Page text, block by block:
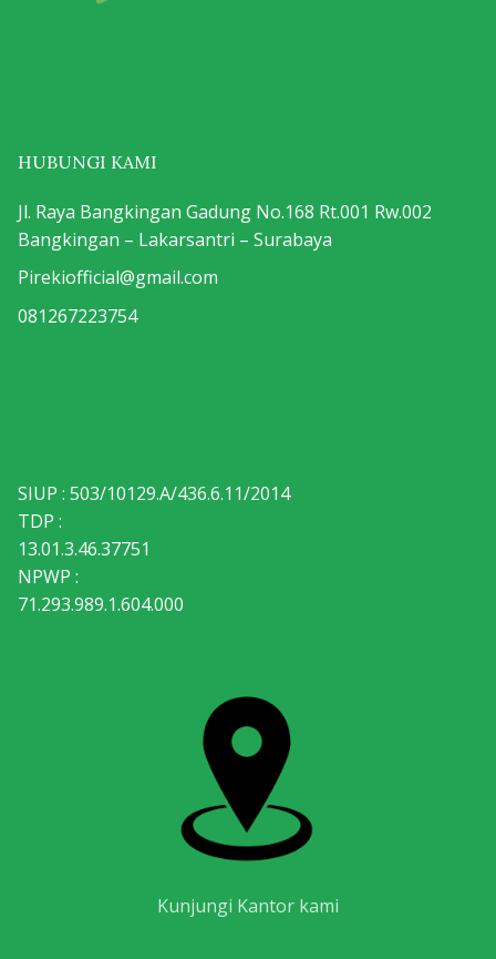
HUBUNGI KAMI
Jl. Raya Bangkingan Gadung No.168 Rt.001 Rw.002
Bangkingan – Lakarsantri – Surabaya
Pirekiofficial@gmail.com
081267223754
SIUP : 503/10129.A/436.6.11/2014
TDP :
13.01.3.46.37751
NPWP :
71.293.989.1.604.000
Kunjungi Kantor kami